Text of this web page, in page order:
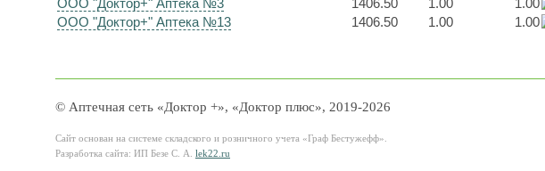
ООО "Доктор+" Аптека №3
1406.50 1.00 1.00
ООО "Доктор+" Аптека №13
1406.50 1.00 1.00
© Аптечная сеть «Доктор +», «Доктор плюс», 2019-2026
Сайт основан на системе складского и розничного учета «Граф Бестужефф».
Разработка сайта: ИП Безе С. А. lek22.ru